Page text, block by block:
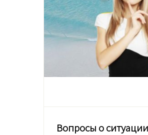
Вопросы о